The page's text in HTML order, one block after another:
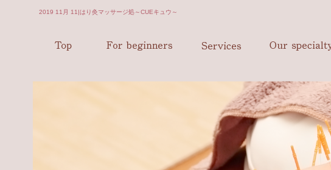
2019 11月 11|はり灸マッサージ処～CUEキュウ～